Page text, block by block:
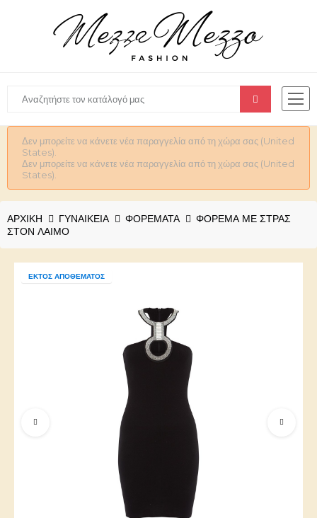
Δεν μπορείτε να κάνετε νέα παραγγελία από τη χώρα σας (United
States).
Δεν μπορείτε να κάνετε νέα παραγγελία από τη χώρα σας (United
States).
ΑΡΧΙΚΉ ΓΥΝΑΙΚΕΊΑ ΦΟΡΕΜΑΤΑ
ΦΟΡΕΜΑ ΜΕ ΣΤΡΑΣ
ΣΤΟΝ ΛΑΙΜΟ
ΕΚΤΌΣ ΑΠΟΘΈΜΑΤΟΣ